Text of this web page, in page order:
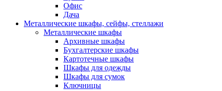
Офис
Дача
Металлические шкафы, сейфы, стеллажи
Металлические шкафы
Архивные шкафы
Бухгалтерские шкафы
Картотечные шкафы
Шкафы для одежды
Шкафы для сумок
Ключницы